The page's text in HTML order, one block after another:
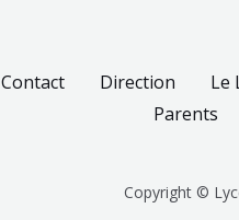
Contact Direction Le
Parents
Copyright ©